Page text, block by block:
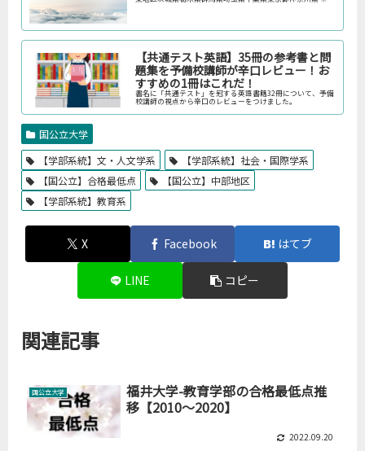
【共通テスト英語】35冊の参考書と問
題集を予備校講師が辛口レビュー！お
すすめの1冊はこれだ！
書名に「共通テスト」を冠する英語書籍32冊について、予備
校講師の視点から辛口のレビューをつけました。
国公立大学
【学部系統】文・人文学系
【学部系統】社会・国際学系
【国公立】合格最低点
【国公立】中部地区
【学部系統】教育系
X Facebook はてブ
LINE コピー
関連記事
国公立大学
福井大学-教育学部の合格最低点推
移【2010～2020】
2022.09.20